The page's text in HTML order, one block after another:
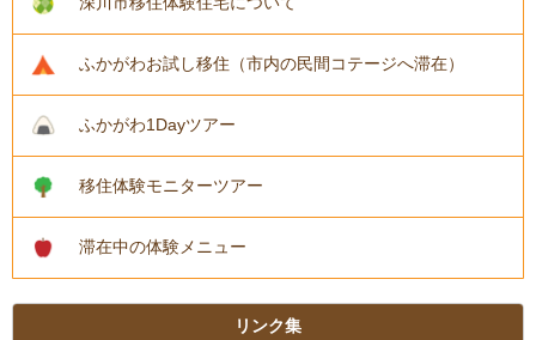
ふかがわお試し移住（市内の民間コテージへ滞在）
ふかがわ1Dayツアー
移住体験モニターツアー
滞在中の体験メニュー
リンク集